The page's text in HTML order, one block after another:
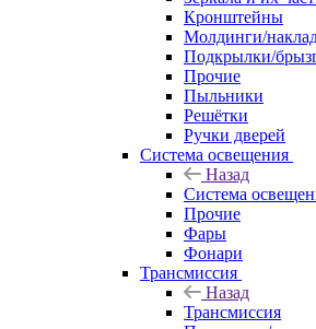
Кронштейны
Молдинги/
Подкрылки/
Прочие
Пыльники
Решётки
Ручки дверей
Система освещения
Назад
Система
Прочие
Фары
Фонари
Трансмиссия
Назад
Трансмиссия